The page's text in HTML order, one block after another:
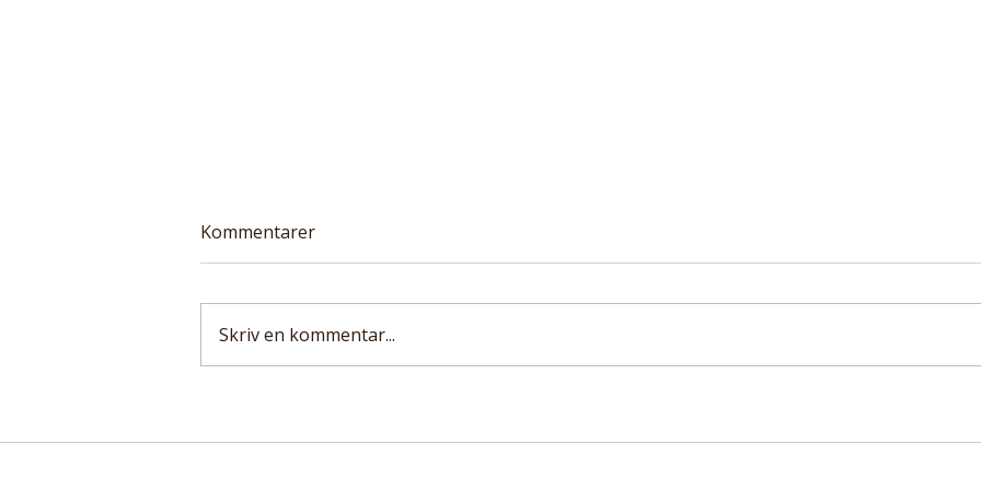
Kommentarer
Skriv en kommentar...